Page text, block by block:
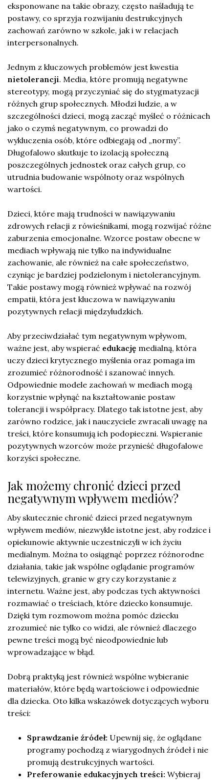
eksponowane na takie obrazy, często naśladują te
postawy, co sprzyja rozwijaniu destrukcyjnych
zachowań zarówno w szkole, jak i w relacjach
interpersonalnych.
Jednym z kluczowych problemów jest kwestia
nietolerancji. Media, które promują negatywne
stereotypy, mogą przyczyniać się do stygmatyzacji
różnych grup społecznych. Młodzi ludzie, a w
szczególności dzieci, mogą zacząć myśleć o różnicach
jako o czymś negatywnym, co prowadzi do
wykluczenia osób, które odbiegają od „normy”.
Długofalowo skutkuje to izolacją społeczną
poszczególnych jednostek oraz całych grup, co
utrudnia budowanie wspólnoty oraz wspólnych
wartości.
Dzieci, które mają trudności w nawiązywaniu
zdrowych relacji z rówieśnikami, mogą rozwijać różne
zaburzenia emocjonalne. Wzorce postaw obecne w
mediach wpływają nie tylko na indywidualne
zachowanie, ale również na całe społeczeństwo,
czyniąc je bardziej podzielonym i nietolerancyjnym.
Takie postawy mogą również wpływać na rozwój
empatii, która jest kluczowa w nawiązywaniu
pozytywnych relacji międzyludzkich.
Aby przeciwdziałać tym negatywnym wpływom,
ważne jest, aby wspierać edukację medialną, która
uczy dzieci krytycznego myślenia oraz pomaga im
zrozumieć różnorodność i szanować innych.
Odpowiednie modele zachowań w mediach mogą
korzystnie wpłynąć na kształtowanie postaw
tolerancji i współpracy. Dlatego tak istotne jest, aby
zarówno rodzice, jak i nauczyciele zwracali uwagę na
treści, które konsumują ich podopieczni. Wspieranie
pozytywnych wzorców może przynieść długofalowe
korzyści społeczne.
Jak możemy chronić dzieci przed
negatywnym wpływem mediów?
Aby skutecznie chronić dzieci przed negatywnym
wpływem mediów, niezwykle istotne jest, aby rodzice i
opiekunowie aktywnie uczestniczyli w ich życiu
medialnym. Można to osiągnąć poprzez różnorodne
działania, takie jak wspólne oglądanie programów
telewizyjnych, granie w gry czy korzystanie z
internetu. Ważne jest, aby podczas tych aktywności
rozmawiać o treściach, które dziecko konsumuje.
Dzięki tym rozmowom można pomóc dziecku
zrozumieć nie tylko co widzi, ale również dlaczego
pewne treści mogą być nieodpowiednie lub
wprowadzające w błąd.
Dobrą praktyką jest również wspólne wybieranie
materiałów, które będą wartościowe i odpowiednie
dla dziecka. Oto kilka wskazówek dotyczących wyboru
treści:
Sprawdzanie źródeł: Upewnij się, że oglądane
programy pochodzą z wiarygodnych źródeł i nie
promują destrukcyjnych wartości.
Preferowanie edukacyjnych treści: Wybieraj